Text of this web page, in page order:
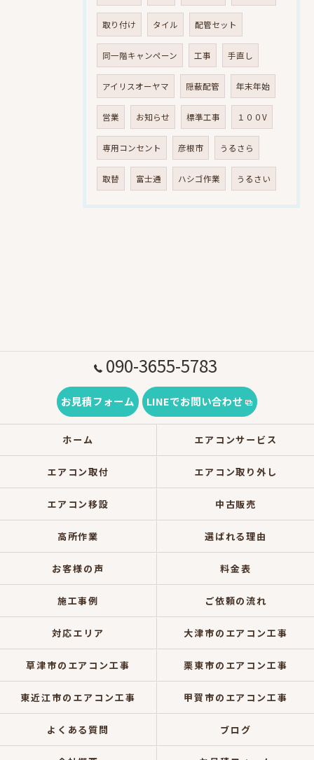
取り付け タイル 配管セット
同一階キャンペーン 工事 手直し
アイリスオーヤマ 隠蔽配管 年末年始
営業 お知らせ 標準工事 １００V
専用コンセント 彦根市 うるさら
取替 富士通 ハシゴ作業 うるさい
090-3655-5783
お見積フォーム LINEでお問い合わせ
ホーム エアコンサービス
エアコン取付 エアコン取り外し
エアコン移設 中古販売
高所作業 選ばれる理由
お客様の声 料金表
施工事例 ご依頼の流れ
対応エリア 大津市のエアコン工事
草津市のエアコン工事 栗東市のエアコン工事
東近江市のエアコン工事 甲賀市のエアコン工事
よくある質問 ブログ